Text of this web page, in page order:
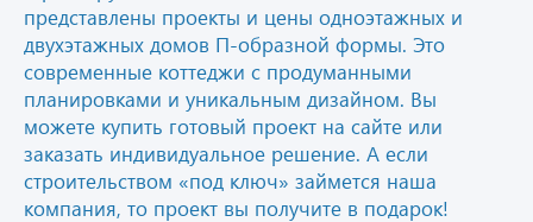
представлены проекты и цены одноэтажных и
двухэтажных домов П-образной формы. Это
современные коттеджи с продуманными
планировками и уникальным дизайном. Вы
можете купить готовый проект на сайте или
заказать индивидуальное решение. А если
строительством «под ключ» займется наша
компания, то проект вы получите в подарок!